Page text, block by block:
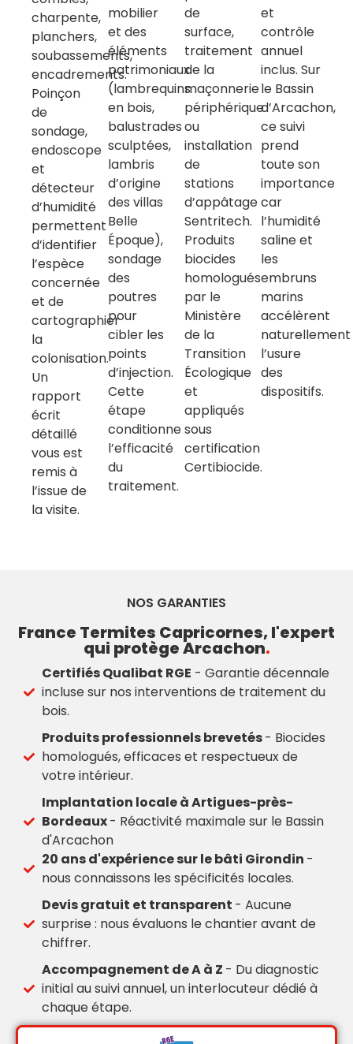
charpente,
planchers,
soubassements,
encadrements.
Poinçon
de
sondage,
endoscope
et
détecteur
d’humidité
permettent
d’identifier
l’espèce
concernée
et de
cartographier
la
colonisation.
Un
rapport
écrit
détaillé
vous est
remis à
l’issue de
la visite.
mobilier
et des
éléments
patrimoniaux
(lambrequins
en bois,
balustrades
sculptées,
lambris
d’origine
des villas
Belle
Époque),
sondage
des
poutres
pour
cibler les
points
d’injection.
Cette
étape
conditionne
l’efficacité
du
traitement.
de
surface,
traitement
de la
maçonnerie
périphérique
ou
installation
de
stations
d’appâtage
Sentritech.
Produits
biocides
homologués
par le
Ministère
de la
Transition
Écologique
et
appliqués
sous
certification
Certibiocide.
et
contrôle
annuel
inclus. Sur
le Bassin
d’Arcachon,
ce suivi
prend
toute son
importance
car
l’humidité
saline et
les
embruns
marins
accélèrent
naturellement
l’usure
des
dispositifs.
NOS GARANTIES
France Termites Capricornes, l'expert
qui protège Arcachon.
Certifiés Qualibat RGE - Garantie décennale
incluse sur nos interventions de traitement du
bois.
Produits professionnels brevetés- Biocides
homologués, efficaces et respectueux de
votre intérieur.
Implantation locale à Artigues-près-
Bordeaux- Réactivité maximale sur le Bassin
d'Arcachon
20 ans d'expérience sur le bâti Girondin -
nous connaissons les spécificités locales.
Devis gratuit et transparent - Aucune
surprise : nous évaluons le chantier avant de
chiffrer.
Accompagnement de A à Z - Du diagnostic
initial au suivi annuel, un interlocuteur dédié à
chaque étape.